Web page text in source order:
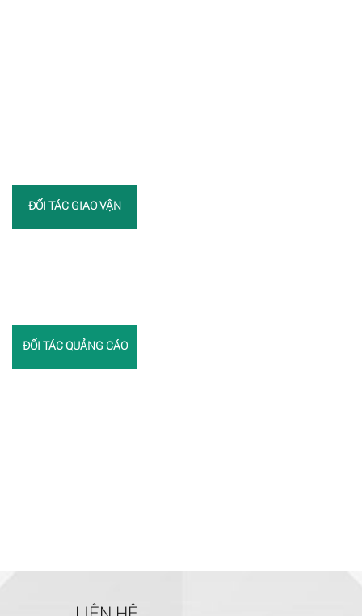
ĐỐI TÁC GIAO VẬN
ĐỐI TÁC QUẢNG CÁO